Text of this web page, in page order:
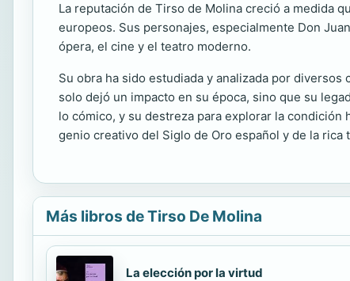
La reputación de Tirso de Molina creció a medida
europeos. Sus personajes, especialmente Don
ópera, el cine y el teatro moderno.
Su obra ha sido estudiada y analizada por
solo dejó un impacto en su época, sino que su
lo cómico, y su destreza para explorar la
genio creativo del Siglo de Oro español y de la
Más libros de Tirso De Molina
La elección por la virtud